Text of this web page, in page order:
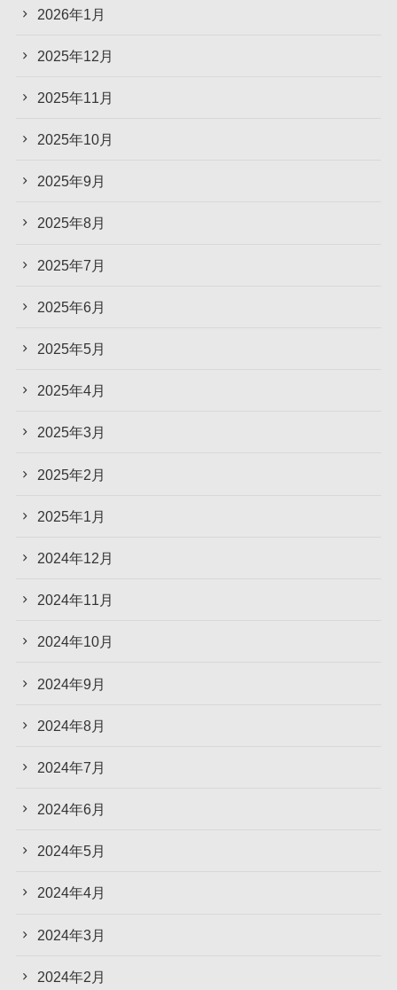
2026年1月
2025年12月
2025年11月
2025年10月
2025年9月
2025年8月
2025年7月
2025年6月
2025年5月
2025年4月
2025年3月
2025年2月
2025年1月
2024年12月
2024年11月
2024年10月
2024年9月
2024年8月
2024年7月
2024年6月
2024年5月
2024年4月
2024年3月
2024年2月